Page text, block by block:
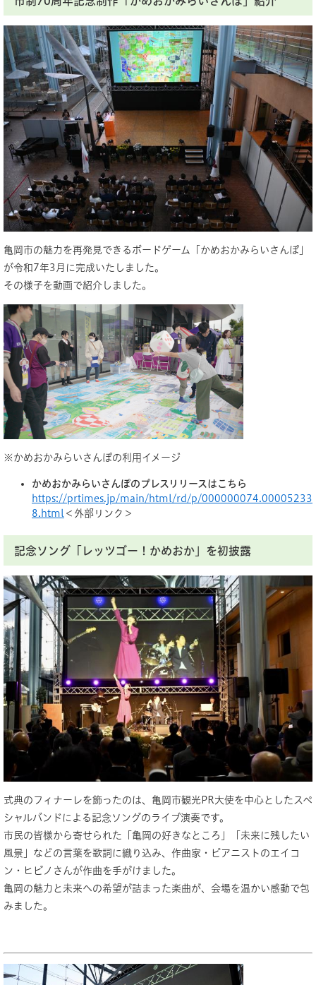
亀岡市の魅力を再発見できるボードゲーム「かめおかみらいさんぽ」
が令和7年3月に完成いたしました。
その様子を動画で紹介しました。
※かめおかみらいさんぽの利用イメージ
かめおかみらいさんぽのプレスリリースはこちら
https://prtimes.jp/main/html/rd/p/000000074.00005233
8.html ＜外部リンク＞
記念ソング「レッツゴー！かめおか」を初披露
式典のフィナーレを飾ったのは、亀岡市観光PR大使を中心としたスペ
シャルバンドによる記念ソングのライブ演奏です。
市民の皆様から寄せられた「亀岡の好きなところ」「未来に残したい
風景」などの言葉を歌詞に織り込み、作曲家・ピアニストのエイコ
ン・ヒビノさんが作曲を手がけました。
亀岡の魅力と未来への希望が詰まった楽曲が、会場を温かい感動で包
みました。